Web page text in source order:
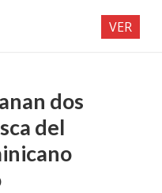
dos
del
VER